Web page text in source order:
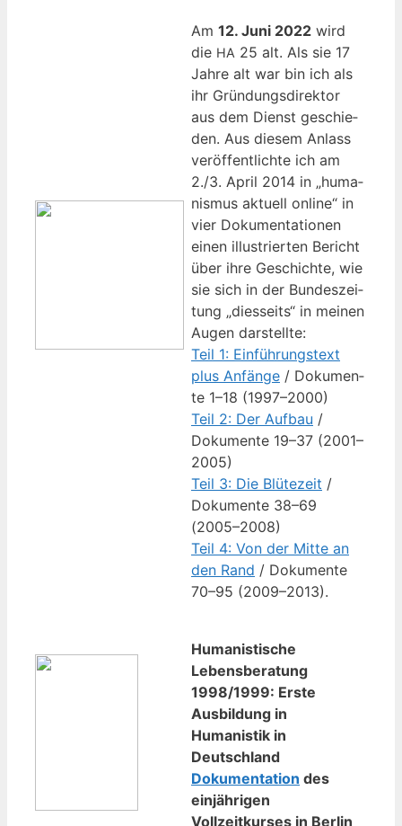
Am 12. Juni 2022 wird
die HA 25 alt. Als sie 17
Jah­re alt war bin ich als
ihr Grün­dungs­di­rek­tor
aus dem Dienst geschie­
den. Aus die­sem Anlass
ver­öf­fent­lich­te ich am
2./3. April 2014 in „huma­
nis­mus aktu­ell online“ in
vier Doku­men­ta­tio­nen
einen illus­trier­ten Bericht
über ihre Geschich­te, wie
sie sich in der Bun­des­zei­
tung „dies­seits“ in mei­nen
Augen darstellte:
Teil 1: Ein­füh­rungs­text
plus Anfän­ge / Doku­men­
te 1–18 (1997–2000)
Teil 2: Der Auf­bau /
Doku­men­te 19–37 (2001–
2005)
Teil 3: Die Blü­te­zeit /
Doku­men­te 38–69
(2005–2008)
Teil 4: Von der Mit­te an
den Rand / Doku­men­te
70–95 (2009–2013).
Humanistische
Lebensberatung
1998/1999: Erste
Ausbildung in
Humanistik in
Deutschland
Dokumentation des
einjährigen
Vollzeitkurses in Berlin